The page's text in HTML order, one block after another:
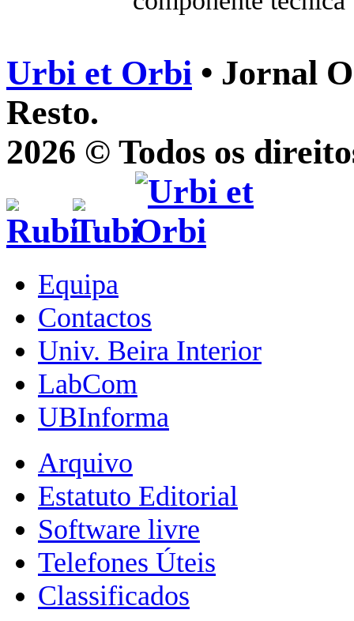
Urbi et Orbi • Jornal
Resto.
2026 © Todos os
Equipa
Contactos
Univ. Beira Interior
LabCom
UBInforma
Arquivo
Estatuto Editorial
Software livre
Telefones Úteis
Classificados